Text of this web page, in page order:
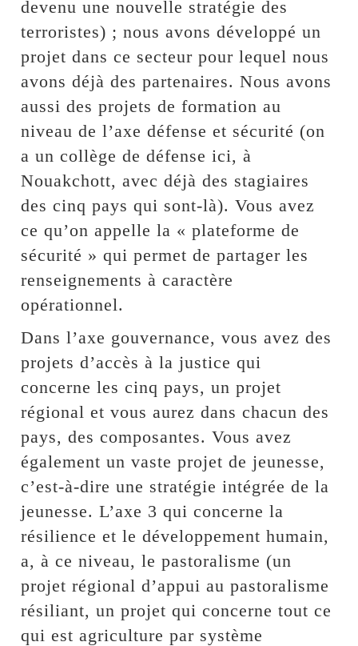
devenu une nouvelle stratégie des
terroristes) ; nous avons développé un
projet dans ce secteur pour lequel nous
avons déjà des partenaires. Nous avons
aussi des projets de formation au
niveau de l’axe défense et sécurité (on
a un collège de défense ici, à
Nouakchott, avec déjà des stagiaires
des cinq pays qui sont-là). Vous avez
ce qu’on appelle la « plateforme de
sécurité » qui permet de partager les
renseignements à caractère
opérationnel.
Dans l’axe gouvernance, vous avez des
projets d’accès à la justice qui
concerne les cinq pays, un projet
régional et vous aurez dans chacun des
pays, des composantes. Vous avez
également un vaste projet de jeunesse,
c’est-à-dire une stratégie intégrée de la
jeunesse. L’axe 3 qui concerne la
résilience et le développement humain,
a, à ce niveau, le pastoralisme (un
projet régional d’appui au pastoralisme
résiliant, un projet qui concerne tout ce
qui est agriculture par système